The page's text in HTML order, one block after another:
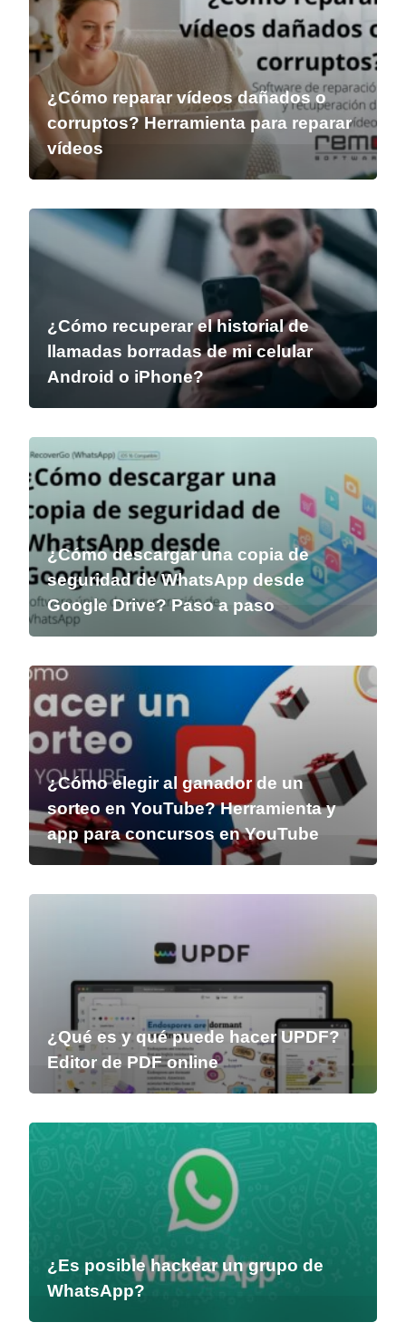
¿Cómo reparar vídeos dañados o
corruptos? Herramienta para reparar
vídeos
¿Cómo recuperar el historial de
llamadas borradas de mi celular
Android o iPhone?
¿Cómo descargar una copia de
seguridad de WhatsApp desde
Google Drive? Paso a paso
¿Cómo elegir al ganador de un
sorteo en YouTube? Herramienta y
app para concursos en YouTube
¿Qué es y qué puede hacer UPDF?
Editor de PDF online
¿Es posible hackear un grupo de
WhatsApp?